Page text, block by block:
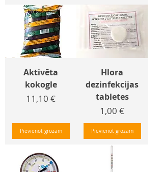
Aktivēta
kokogle
Cena
11,10 €
Pievienot grozam
Hlora
dezinfekcijas
tabletes
Cena
1,00 €
Pievienot grozam